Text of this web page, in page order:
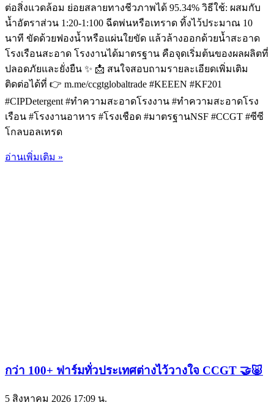
ต่อสิ่งแวดล้อม ย่อยสลายทางชีวภาพได้ 95.34% วิธีใช้: ผสมกับ
น้ำอัตราส่วน 1:20-1:100 ฉีดพ่นหรือเทราด ทิ้งไว้ประมาณ 10
นาที ขัดด้วยฟองน้ำหรือแผ่นใยขัด แล้วล้างออกด้วยน้ำสะอาด
โรงเรือนสะอาด โรงงานได้มาตรฐาน คือจุดเริ่มต้นของผลผลิตที่
ปลอดภัยและยั่งยืน ✨ 📩 สนใจสอบถามรายละเอียดเพิ่มเติม
ติดต่อได้ที่ 👉 m.me/ccgtglobaltrade #KEEEN #KF201
#CIPDetergent #ทำความสะอาดโรงงาน #ทำความสะอาดโรง
เรือน #โรงงานอาหาร #โรงเชือด #มาตรฐานNSF #CCGT #ซีซี
โกลบอลเทรด
อ่านเพิ่มเติม »
กว่า 100+ ฟาร์มทั่วประเทศต่างไว้วางใจ CCGT 🤝🐷
5 สิงหาคม 2026 17:09 น.